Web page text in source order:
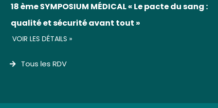
18 ème SYMPOSIUM MÉDICAL « Le pacte du sang :
qualité et sécurité avant tout »
VOIR LES DÉTAILS »
Tous les RDV